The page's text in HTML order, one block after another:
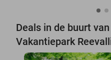
Deals in de buurt
Vakantiepark